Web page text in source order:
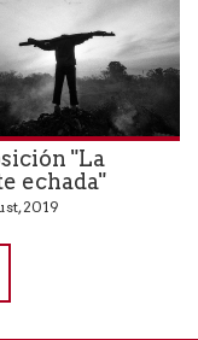
"La
echada"
2019